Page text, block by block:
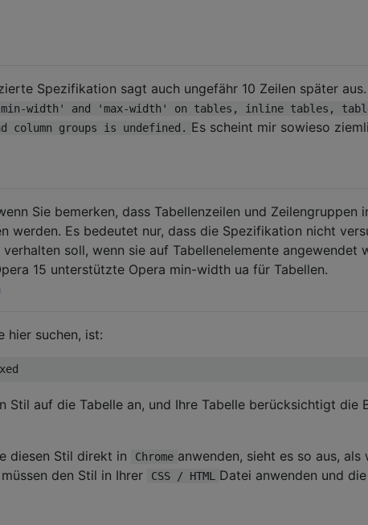
Spezifikation sagt auch ungefähr 10 Zeilen später aus.
width' and 'max-width' on tables, inline tables,
column groups is undefined. Es scheint mir sowieso
Sie bemerken, dass Tabellenzeilen und Zeilengruppen
werden. Es bedeutet nur, dass die Spezifikation nicht
soll, wenn sie auf Tabellenelemente angewendet
15 unterstützte Opera min-width ua für Tabellen.
hier suchen, ist:
Stil auf die Tabelle an, und Ihre Tabelle berücksichtigt die
diesen Stil direkt in Chrome anwenden, sieht es so aus, als
den Stil in Ihrer
CSS / HTML Datei anwenden und